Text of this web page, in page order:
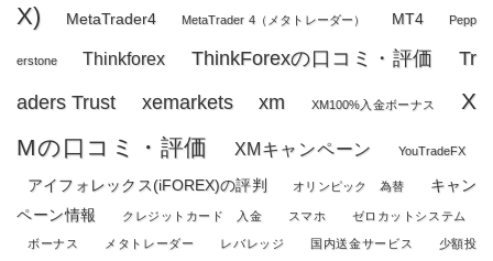
X)
MetaTrader4 MetaTrader 4（メタトレーダー） MT4 Pepp
erstone Thinkforex ThinkForexの口コミ・評価
Tr
aders Trust
xemarkets xm XM100%入金ボーナス
X
Mの口コミ・評価
XMキャンペーン YouTradeFX
アイフォレックス(iFOREX)の評判 オリンピック 為替
キャン
ペーン情報
クレジットカード 入金 スマホ ゼロカットシステム
ボーナス メタトレーダー レバレッジ 国内送金サービス 少額投